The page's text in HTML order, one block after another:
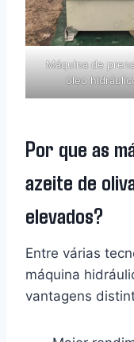
Máquina de
óleo
Por que as
azeite de
elevados?
Entre várias
máquina
vantagens